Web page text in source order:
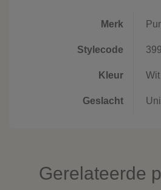
Merk
Stylecode
Kleur Wit
Geslacht
Gerelateerde